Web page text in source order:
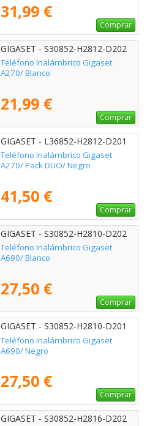
31,99 €
Comprar
GIGASET - S30852-H2812-D202
Teléfono Inalámbrico Gigaset
A270/ Blanco
21,99 €
Comprar
GIGASET - L36852-H2812-D201
Teléfono Inalámbrico Gigaset
A270/ Pack DUO/ Negro
41,50 €
Comprar
GIGASET - S30852-H2810-D202
Teléfono Inalámbrico Gigaset
A690/ Blanco
27,50 €
Comprar
GIGASET - S30852-H2810-D201
Teléfono Inalámbrico Gigaset
A690/ Negro
27,50 €
Comprar
GIGASET - S30852-H2816-D202